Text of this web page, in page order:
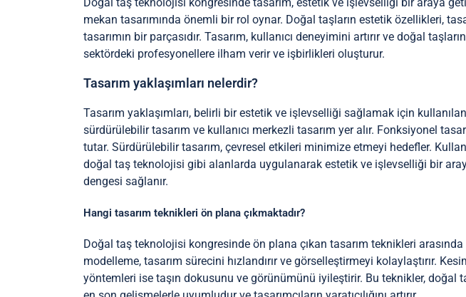
mekan tasarımında önemli bir rol oynar. Doğal taşların estetik özellikleri,
tasarımın bir parçasıdır. Tasarım, kullanıcı deneyimini artırır ve doğal
sektördeki profesyonellere ilham verir ve işbirlikleri oluşturur.
Tasarım yaklaşımları nelerdir?
Tasarım yaklaşımları, belirli bir estetik ve işlevselliği sağlamak için
sürdürülebilir tasarım ve kullanıcı merkezli tasarım yer alır. Fonksiyonel
tutar. Sürdürülebilir tasarım, çevresel etkileri minimize etmeyi hedefler.
doğal taş teknolojisi gibi alanlarda uygulanarak estetik ve işlevselliği bir
dengesi sağlanır.
Hangi tasarım teknikleri ön plana çıkmaktadır?
Doğal taş teknolojisi kongresinde ön plana çıkan tasarım teknikleri
modelleme, tasarım sürecini hızlandırır ve görselleştirmeyi kolaylaştırır.
yöntemleri ise taşın dokusunu ve görünümünü iyileştirir. Bu teknikler, doğal